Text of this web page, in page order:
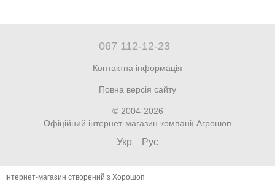
067 112-12-23
Контактна інформація
Повна версія сайту
© 2004-2026
Офіційний інтернет-магазин компанії Агрошоп
Укр Рус
Інтернет-магазин створений з Хорошоп